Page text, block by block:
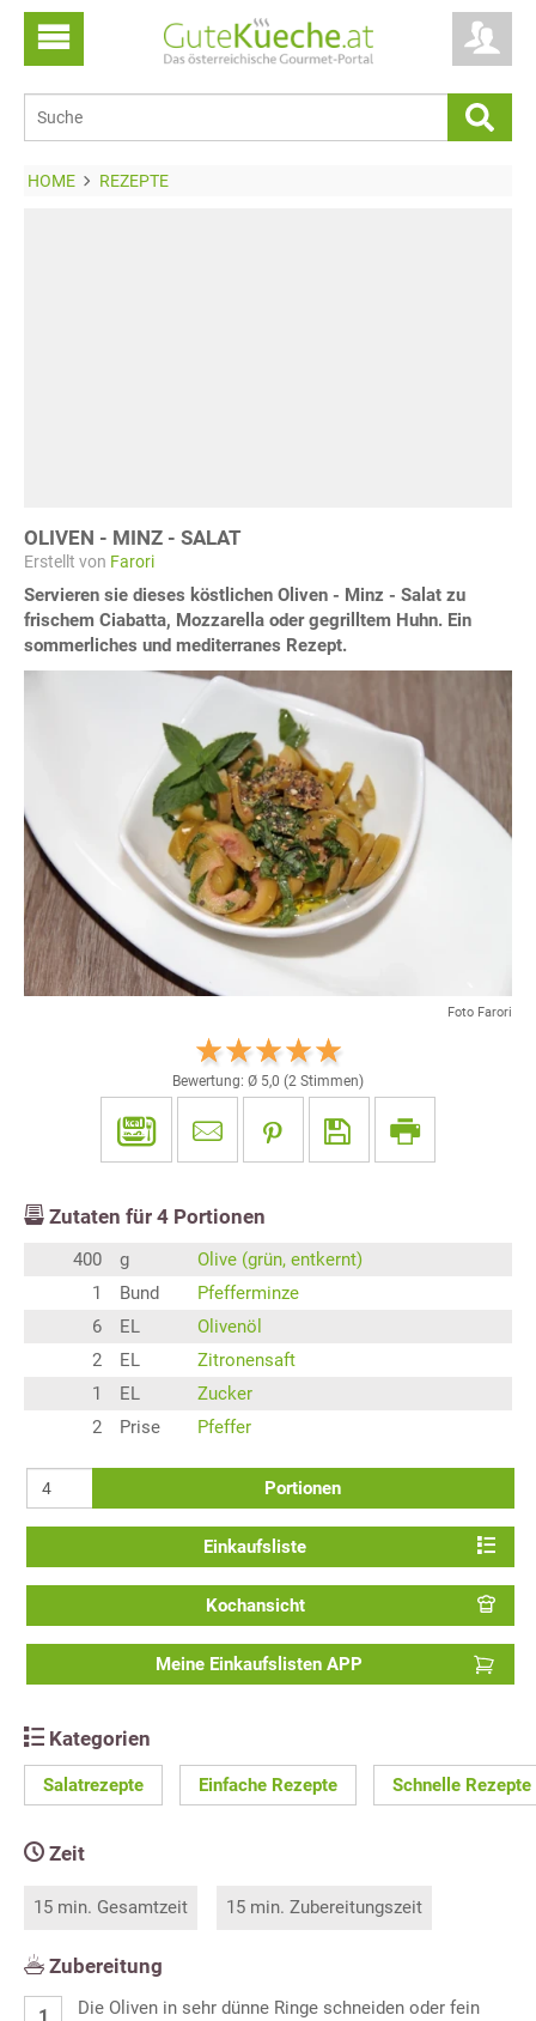
HOME REZEPTE
OLIVEN - MINZ - SALAT
Erstellt von Farori
Servieren sie dieses köstlichen Oliven - Minz - Salat zu
frischem Ciabatta, Mozzarella oder gegrilltem Huhn. Ein
sommerliches und mediterranes Rezept.
Foto Farori
Bewertung: Ø 5,0 (2 Stimmen)
Zutaten für 4 Portionen
400 g
Olive (grün, entkernt)
1
Bund
Pfefferminze
6
EL
Olivenöl
2
EL
Zitronensaft
1
EL
Zucker
2
Prise Pfeffer
Portionen
Einkaufsliste
Kochansicht
Meine Einkaufslisten APP
Kategorien
Salatrezepte Einfache Rezepte Schnelle Rezepte
Zeit
15 min. Gesamtzeit 15 min. Zubereitungszeit
Zubereitung
Die Oliven in sehr dünne Ringe schneiden oder fein